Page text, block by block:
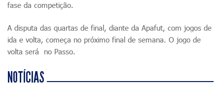
fase da competição.
A disputa das quartas de final, diante da Apafut, com jogos de
ida e volta, começa no próximo final de semana. O jogo de
volta será no Passo.
NOTÍCIAS